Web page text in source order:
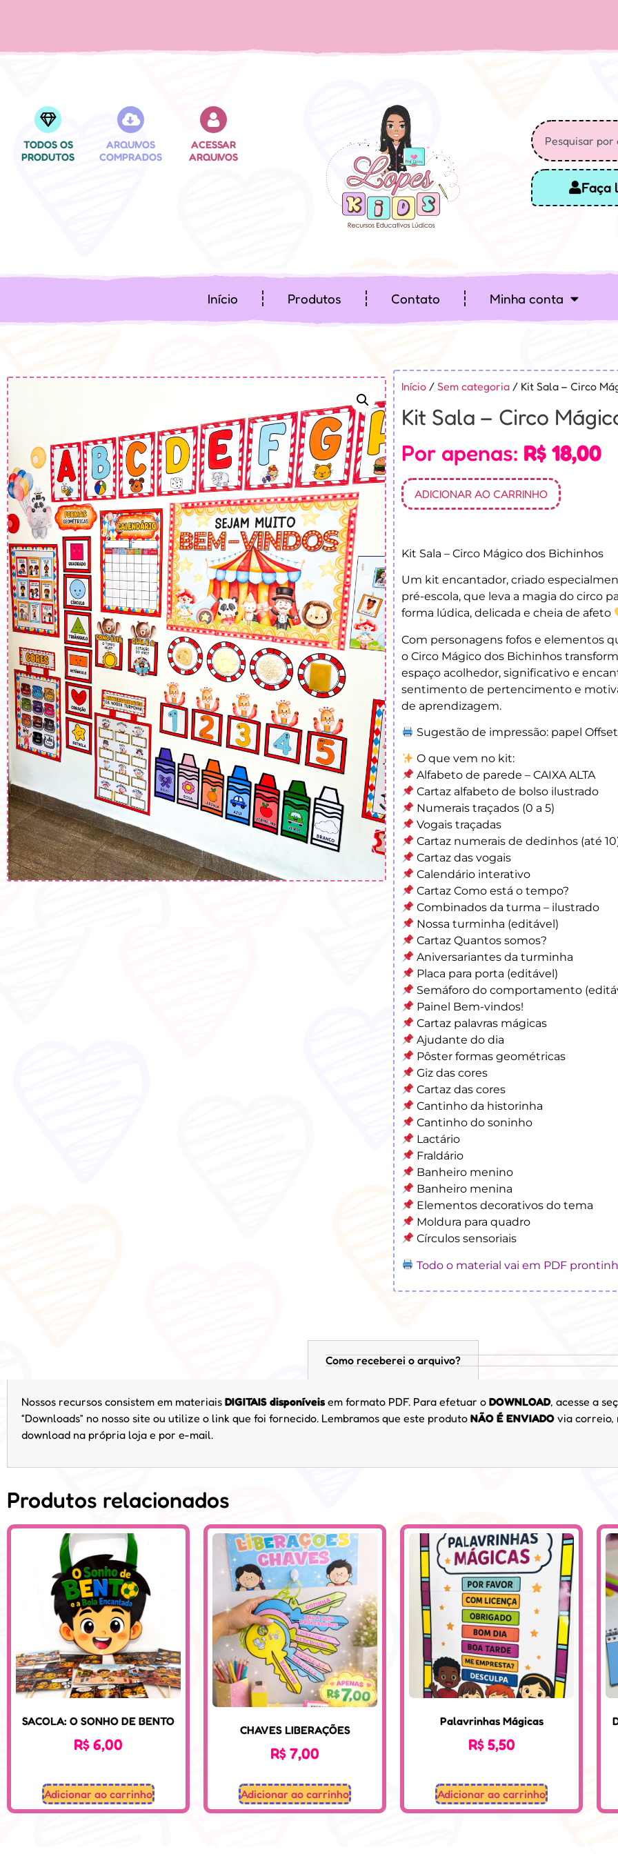
TODOS OS
PRODUTOS
ARQUIVOS
COMPRADOS
ACESSAR
ARQUIVOS
Faça
Início Produtos Contato Minha conta
Início / Sem categoria / Kit Sala – Circo
Kit Sala – Circo
Por apenas: R$ 18,00
ADICIONAR AO CARRINHO
Kit Sala – Circo Mágico dos Bichinhos
Um kit encantador, criado
pré-escola, que leva a magia do circo
forma lúdica, delicada e cheia de afeto
Com personagens fofos e elementos
o Circo Mágico dos Bichinhos
espaço acolhedor, significativo e
sentimento de pertencimento e
de aprendizagem.
Sugestão de impressão: papel
O que vem no kit:
Alfabeto de parede – CAIXA ALTA
Cartaz alfabeto de bolso ilustrado
Numerais traçados (0 a 5)
Vogais traçadas
Cartaz numerais de dedinhos (até
Cartaz das vogais
Calendário interativo
Cartaz Como está o tempo?
Combinados da turma – ilustrado
Nossa turminha (editável)
Cartaz Quantos somos?
Aniversariantes da turminha
Placa para porta (editável)
Semáforo do comportamento
Painel Bem-vindos!
Cartaz palavras mágicas
Ajudante do dia
Pôster formas geométricas
Giz das cores
Cartaz das cores
Cantinho da historinha
Cantinho do soninho
Lactário
Fraldário
Banheiro menino
Banheiro menina
Elementos decorativos do tema
Moldura para quadro
Círculos sensoriais
Todo o material vai em PDF
Como receberei o arquivo?
Nossos recursos consistem em materiais DIGITAIS disponíveis em formato PDF. Para efetuar o DOWNLOAD, acesse a
“Downloads” no nosso site ou utilize o link que foi fornecido. Lembramos que este produto NÃO É ENVIADO via correio,
download na própria loja e por e-mail.
Produtos relacionados
SACOLA: O SONHO DE BENTO
R$6,00
Adicionar ao carrinho
CHAVES LIBERAÇÕES
R$7,00
Adicionar ao carrinho
Palavrinhas Mágicas
R$5,50
Adicionar ao carrinho